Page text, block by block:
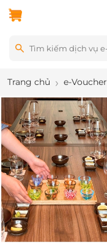
Trang chủ e-Voucher